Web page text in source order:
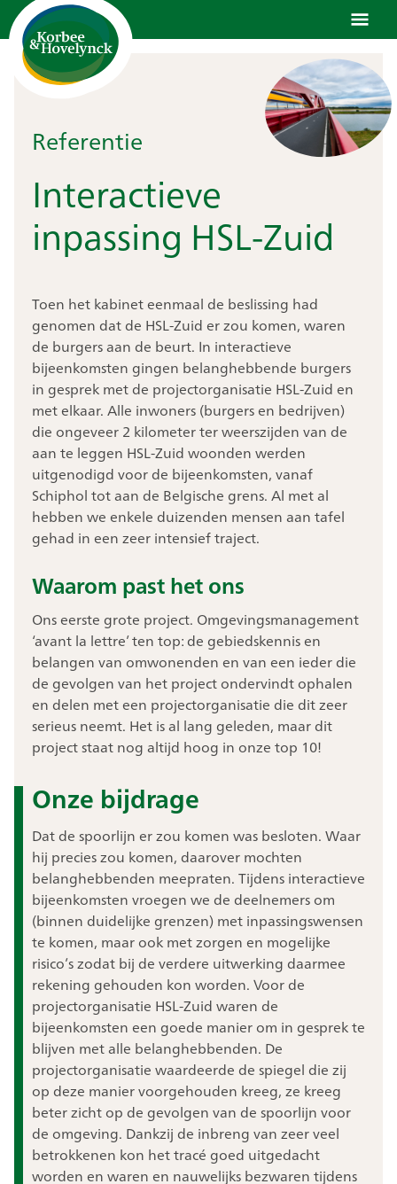
Ga
naar
inhoud
Referentie
Interactieve
inpassing HSL-Zuid
Toen het kabinet eenmaal de beslissing had
genomen dat de HSL-Zuid er zou komen, waren
de burgers aan de beurt. In interactieve
bijeenkomsten gingen belanghebbende burgers
in gesprek met de projectorganisatie HSL-Zuid en
met elkaar. Alle inwoners (burgers en bedrijven)
die ongeveer 2 kilometer ter weerszijden van de
aan te leggen HSL-Zuid woonden werden
uitgenodigd voor de bijeenkomsten, vanaf
Schiphol tot aan de Belgische grens. Al met al
hebben we enkele duizenden mensen aan tafel
gehad in een zeer intensief traject.
Waarom past het ons
Ons eerste grote project. Omgevingsmanagement
‘avant la lettre’ ten top: de gebiedskennis en
belangen van omwonenden en van een ieder die
de gevolgen van het project ondervindt ophalen
en delen met een projectorganisatie die dit zeer
serieus neemt. Het is al lang geleden, maar dit
project staat nog altijd hoog in onze top 10!
Onze bijdrage
Dat de spoorlijn er zou komen was besloten. Waar
hij precies zou komen, daarover mochten
belanghebbenden meepraten. Tijdens interactieve
bijeenkomsten vroegen we de deelnemers om
(binnen duidelijke grenzen) met inpassingswensen
te komen, maar ook met zorgen en mogelijke
risico’s zodat bij de verdere uitwerking daarmee
rekening gehouden kon worden. Voor de
projectorganisatie HSL-Zuid waren de
bijeenkomsten een goede manier om in gesprek te
blijven met alle belanghebbenden. De
projectorganisatie waardeerde de spiegel die zij
op deze manier voorgehouden kreeg, ze kreeg
beter zicht op de gevolgen van de spoorlijn voor
de omgeving. Dankzij de inbreng van zeer veel
betrokkenen kon het tracé goed uitgedacht
worden en waren en nauwelijks bezwaren tijdens